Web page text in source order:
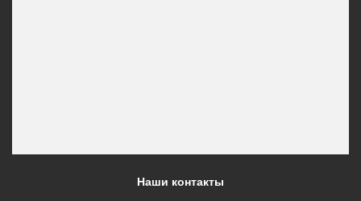
Наши контакты